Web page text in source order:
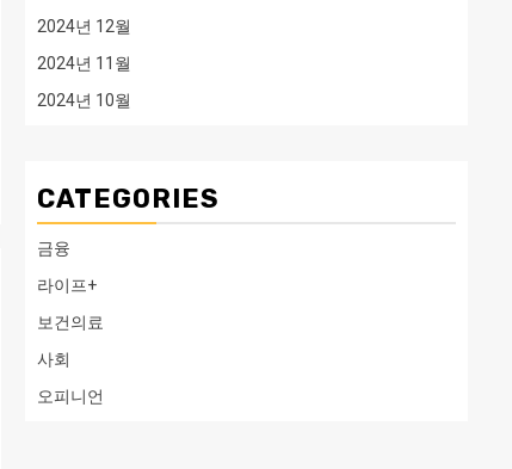
2024년 12월
2024년 11월
2024년 10월
CATEGORIES
금융
라이프+
보건의료
사회
오피니언